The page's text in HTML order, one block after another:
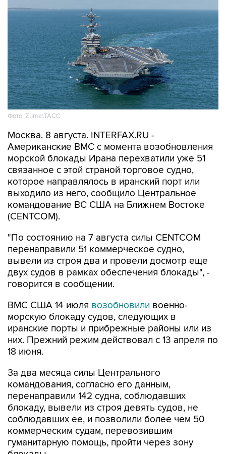
Фото: Zuma\ТАСС
Москва. 8 августа. INTERFAX.RU -
морской блокады Ирана перехватили уже 51
связанное с этой страной торговое судно,
которое направлялось в иранский порт или
выходило из него, сообщило Центральное
командование ВС США на Ближнем Востоке
(CENTCOM).
"По состоянию на 7 августа силы CENTCOM
вывели из строя два и провели досмотр еще
двух судов в рамках обеспечения блокады", -
говорится в сообщении.
ВМС США 14 июлявозобновили
иранские порты и прибрежные районы или из
них. Прежний режим действовал с 13 апреля по
18 июня.
За два месяца силы Центрального
перенаправили 142 судна, соблюдавших
блокаду, вывели из строя девять судов, не
соблюдавших ее, и позволили более чем 50
коммерческим судам, перевозившим
гуманитарную помощь, пройти через зону
блокады.